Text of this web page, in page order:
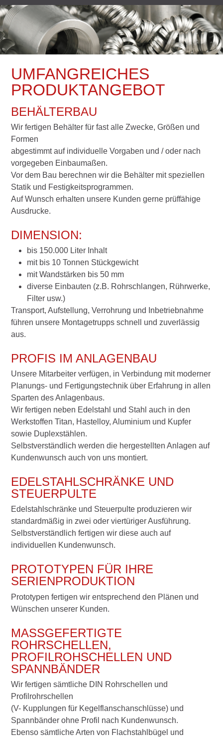
UMFANGREICHES
PRODUKTANGEBOT
BEHÄLTERBAU
Wir fertigen Behälter für fast alle Zwecke, Größen und
Formen
abgestimmt auf individuelle Vorgaben und / oder nach
vorgegeben Einbaumaßen.
Vor dem Bau berechnen wir die Behälter mit speziellen
Statik und Festigkeitsprogrammen.
Auf Wunsch erhalten unsere Kunden gerne prüffähige
Ausdrucke.
DIMENSION:
bis 150.000 Liter Inhalt
mit bis 10 Tonnen Stückgewicht
mit Wandstärken bis 50 mm
diverse Einbauten (z.B. Rohrschlangen, Rührwerke,
Filter usw.)
Transport, Aufstellung, Verrohrung und Inbetriebnahme
führen unsere Montagetrupps schnell und zuverlässig
aus.
PROFIS IM ANLAGENBAU
Unsere Mitarbeiter verfügen, in Verbindung mit moderner
Planungs- und Fertigungstechnik über Erfahrung in allen
Sparten des Anlagenbaus.
Wir fertigen neben Edelstahl und Stahl auch in den
Werkstoffen Titan, Hastelloy, Aluminium und Kupfer
sowie Duplexstählen.
Selbstverständlich werden die hergestellten Anlagen auf
Kundenwunsch auch von uns montiert.
EDELSTAHLSCHRÄNKE UND
STEUERPULTE
Edelstahlschränke und Steuerpulte produzieren wir
standardmäßig in zwei oder viertüriger Ausführung.
Selbstverständlich fertigen wir diese auch auf
individuellen Kundenwunsch.
PROTOTYPEN FÜR IHRE
SERIENPRODUKTION
Prototypen fertigen wir entsprechend den Plänen und
Wünschen unserer Kunden.
MASSGEFERTIGTE R
OHRSCHELLEN, P
ROFILROHSCHELLEN UND S
PANNBÄNDER
Wir fertigen sämtliche DIN Rohrschellen und
Profilrohrschellen
(V- Kupplungen für Kegelflanschanschlüsse) und
Spannbänder ohne Profil nach Kundenwunsch.
Ebenso sämtliche Arten von Flachstahlbügel und